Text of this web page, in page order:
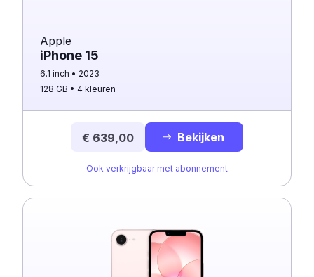
Apple
iPhone 15
6.1 inch
2023
128 GB
4 kleuren
€ 639,00 Bekijken
Ook verkrijgbaar met abonnement